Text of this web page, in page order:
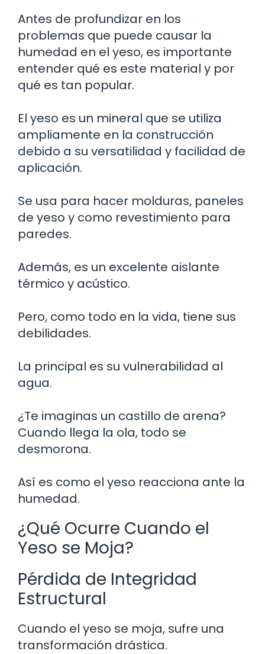
Antes de profundizar en los
problemas que puede causar la
humedad en el yeso, es importante
entender qué es este material y por
qué es tan popular.
El yeso es un mineral que se utiliza
ampliamente en la construcción
debido a su versatilidad y facilidad de
aplicación.
Se usa para hacer molduras, paneles
de yeso y como revestimiento para
paredes.
Además, es un excelente aislante
térmico y acústico.
Pero, como todo en la vida, tiene sus
debilidades.
La principal es su vulnerabilidad al
agua.
¿Te imaginas un castillo de arena?
Cuando llega la ola, todo se
desmorona.
Así es como el yeso reacciona ante la
humedad.
¿Qué Ocurre Cuando el
Yeso se Moja?
Pérdida de Integridad
Estructural
Cuando el yeso se moja, sufre una
transformación drástica.